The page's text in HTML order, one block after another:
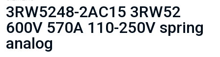
3RW5248-2AC15 3RW52
600V 570A 110-250V spring
analog